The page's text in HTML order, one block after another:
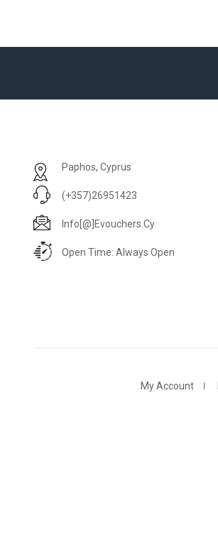
Paphos, Cyprus
(+357)26951423
Info[@]evouchers.cy
Open Time: Always Open
My Account